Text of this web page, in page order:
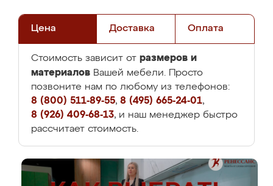
Цена Доставка Оплата
Стоимость зависит от размеров и
материалов Вашей мебели. Просто
позвоните нам по любому из телефонов:
8 (800) 511-89-55, 8 (495) 665-24-01,
8 (926) 409-68-13, и наш менеджер быстро
рассчитает стоимость.